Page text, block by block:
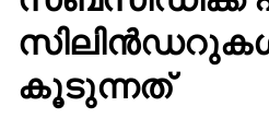
കൂടുന്നത്